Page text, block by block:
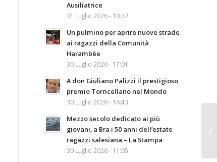
Ausiliatrice
31 Luglio 2026 - 10:32
Un pulmino per aprire nuove strade
ai ragazzi della Comunità
Harambèe
30 Luglio 2026 - 17:01
A don Giuliano Palizzi il prestigioso
premio Torricellano nel Mondo
30 Luglio 2026 - 16:43
Mezzo secolo dedicato ai più
giovani, a Bra i 50 anni dell’estate
ragazzi salesiana – La Stampa
30 Luglio 2026 - 11:05